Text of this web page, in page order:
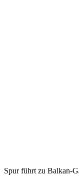
Spur führt zu Balkan-